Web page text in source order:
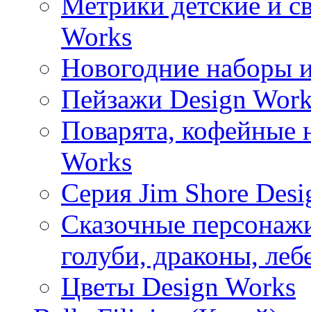
Works
Новогодние наборы
Пейзажи Design
Поварята, кофейные
Works
Серия Jim Shore
Сказочные
голуби, драконы,
Цветы Design Works